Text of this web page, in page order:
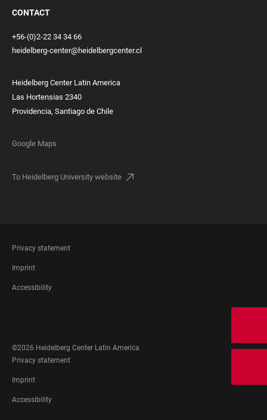
CONTACT
+56-(0)2-22 34 34 66
heidelberg-center@heidelbergcenter.cl
Heidelberg Center Latin America
Las Hortensias 2340
Providencia, Santiago de Chile
Google Maps
To Heidelberg University website
FOOTER
LEGAL
Privacy statement
Imprint
Accessibility
MEDIA
©2026 Heidelberg Center Latin America
FOOTER
LEGAL
Privacy statement
Imprint
Accessibility